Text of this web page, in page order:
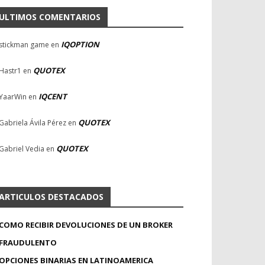
COMENTARIOS
game en IQOPTION
en QUOTEX
en IQCENT
Ávila Pérez en QUOTEX
Vedia en QUOTEX
DESTACADOS
RECIBIR DEVOLUCIONES DE UN BROKER
BINARIAS EN LATINOAMERICA